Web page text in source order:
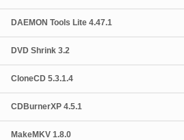
DAEMON Tools Lite 4.47.1
DVD Shrink 3.2
CloneCD 5.3.1.4
CDBurnerXP 4.5.1
MakeMKV 1.8.0